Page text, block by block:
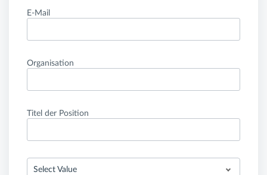
E-Mail
Organisation
Titel der Position
Select Value